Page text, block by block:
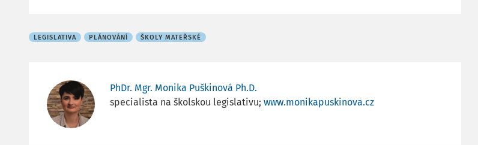
LEGISLATIVA PLÁNOVÁNÍ ŠKOLY MATEŘSKÉ
PhDr. Mgr. Monika Puškinová Ph.D.
specialista na školskou legislativu; www.monikapuskinova.cz